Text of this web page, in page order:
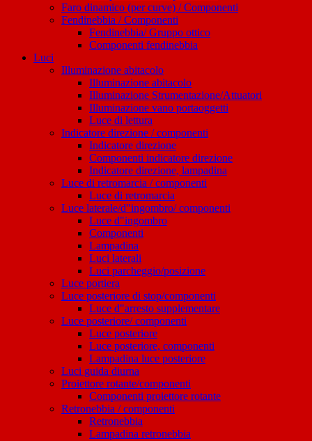
Faro dinamico (per curve) / Componenti
Fendinebbia / Componenti
Fendinebbia/ Gruppo ottico
Componenti fendinebbia
Luci
Illuminazione abitacolo
Illuminazione abitacolo
Illuminazione Strumentazione/Attuatori
Illuminazione vano portaoggetti
Luce di lettura
Indicatore direzione / componenti
Indicatore direzione
Componenti indicatore direzione
Indicatore direzione, lampadina
Luce di retromarcia / componenti
Luce di retromarcia
Luce laterale/d"ingombro/ componenti
Luce d"ingombro
Componenti
Lampadina
Luci laterali
Luci parcheggio/posizione
Luce portiera
Luce posteriore di stop/componenti
Luce d"arresto supplementare
Luce posteriore/ componenti
Luce posteriore
Luce posteriore, componenti
Lampadina luce posteriore
Luci guida diurna
Proiettore rotante/componenti
Componenti proiettore rotante
Retronebbia / componenti
Retronebbia
Lampadina retronebbia